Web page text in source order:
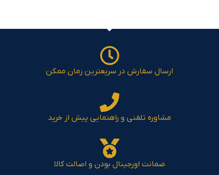
ارسال سفارش در سریعترین زمان ممکن
مشاوره تلفنی و راهنمایی پیش از خرید
ضمانت اورجینال بودن و اصالت کالا